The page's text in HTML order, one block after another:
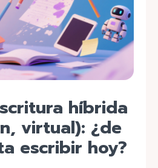
híbrida
virtual): ¿de
escribir hoy?